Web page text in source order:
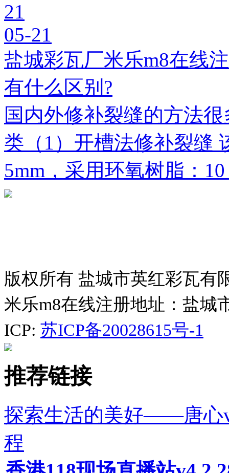
21
05-21
盐城彩瓦厂米乐m8在线
有什么区别?
国内外修补裂缝的方法
类（1）开槽法修补裂缝
5mm，采用环氧树脂：
版权所有 盐城市英红彩瓦有
米乐m8在线注册地址：盐城
ICP: 苏ICP备20028615号-1
推荐链接
探索生活的美好——唐心
程